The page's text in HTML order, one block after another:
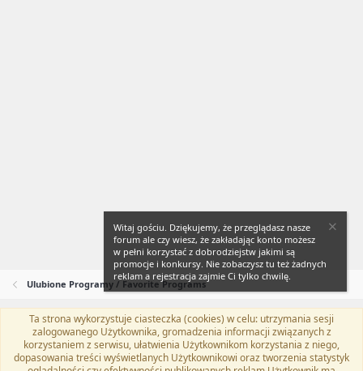
Ulubione Programy / Favorite Programs
Flat Awesome + (Parent DO NOT EDIT)
Polski (PL)
Kontakt
Regulamin Polityka prywatności Pomoc
TwitterKontakt
RSS
Witaj gościu. Dziękujemy, że przeglądasz nasze
forum ale czy wiesz, że zakładając konto możesz
w pełni korzystać z dobrodziejstw jakimi są
promocje i konkursy. Nie zobaczysz tu też żadnych
reklam a rejestracja zajmie Ci tylko chwilę.
Ta strona wykorzystuje ciasteczka (cookies) w celu: utrzymania sesji
zalogowanego Użytkownika, gromadzenia informacji związanych z
korzystaniem z serwisu, ułatwienia Użytkownikom korzystania z niego,
dopasowania treści wyświetlanych Użytkownikowi oraz tworzenia statystyk